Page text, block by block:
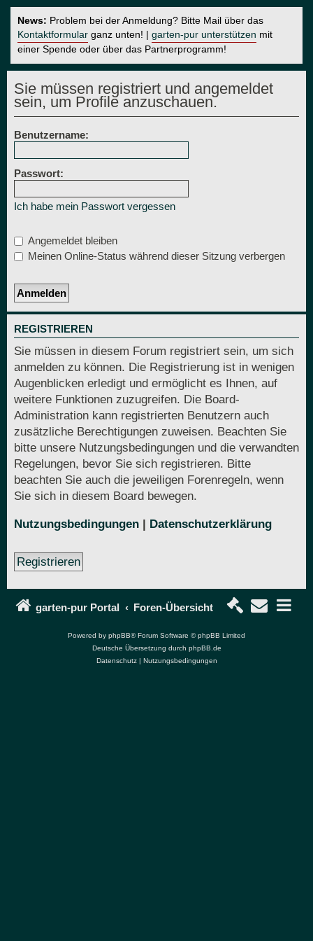
News: Problem bei der Anmeldung? Bitte Mail über das
Kontaktformular ganz unten! | garten-pur unterstützen mit
einer Spende oder über das Partnerprogramm!
Sie müssen registriert und angemeldet
sein, um Profile anzuschauen.
Benutzername:
Passwort:
Ich habe mein Passwort vergessen
Angemeldet bleiben
Meinen Online-Status während dieser Sitzung verbergen
REGISTRIEREN
Sie müssen in diesem Forum registriert sein, um sich
anmelden zu können. Die Registrierung ist in wenigen
Augenblicken erledigt und ermöglicht es Ihnen, auf
weitere Funktionen zuzugreifen. Die Board-
Administration kann registrierten Benutzern auch
zusätzliche Berechtigungen zuweisen. Beachten Sie
bitte unsere Nutzungsbedingungen und die verwandten
Regelungen, bevor Sie sich registrieren. Bitte
beachten Sie auch die jeweiligen Forenregeln, wenn
Sie sich in diesem Board bewegen.
Nutzungsbedingungen | Datenschutzerklärung
Registrieren
garten-pur Portal Foren-Übersicht
Powered by phpBB® Forum Software © phpBB Limited
Deutsche Übersetzung durch phpBB.de
Datenschutz| Nutzungsbedingungen